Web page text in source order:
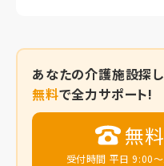
あなたの介護施設探
無料で全力サポート!
無
受付時間 平日 9:00